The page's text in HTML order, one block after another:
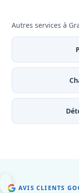
Autres services à
AVIS CLIENTS